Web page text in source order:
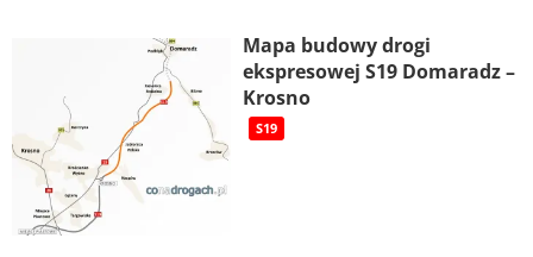
Mapa budowy drogi
ekspresowej S19 Domaradz –
Krosno
S19